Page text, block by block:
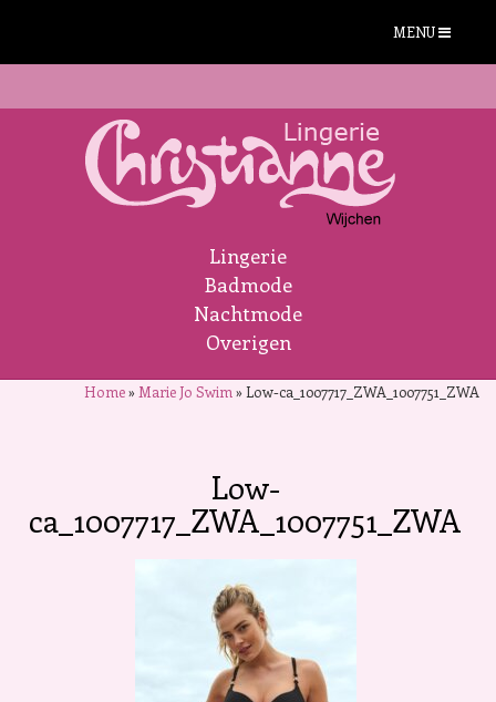
MENU
Lingerie
Badmode
Nachtmode
Overigen
Home» Marie Jo Swim »Low-ca_1007717_ZWA_1007751_ZWA
Low-
ca_1007717_ZWA_1007751_ZWA